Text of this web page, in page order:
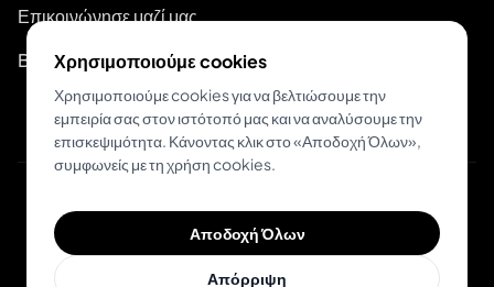
Επικοινώνησε μαζί μας
Branding Kit
© 2026 Inkjin
Πολιτική ΑπορρήτουΌροι Χρήσης
Χρησιμοποιούμε cookies
Χρησιμοποιούμε cookies για να βελτιώσουμε την
εμπειρία σας στον ιστότοπό μας και να αναλύσουμε την
επισκεψιμότητα. Κάνοντας κλικ στο «Αποδοχή Όλων»,
συμφωνείς με τη χρήση cookies.
Αποδοχή Όλων
Απόρριψη